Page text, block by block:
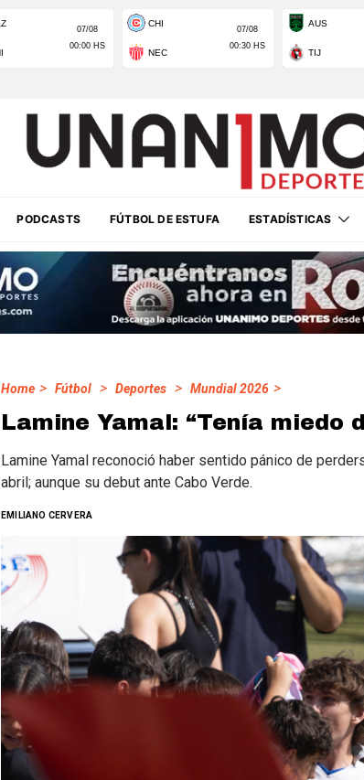
PODCASTS FÚTBOL DE ESTUFA ESTADÍSTICAS
Home > Fútbol > Deportes > Mundial 2026 >
Lamine Yamal: “Tenía miedo
Lamine Yamal reconoció haber sentido pánico de
abril; aunque su debut ante Cabo Verde.
EMILIANO CERVERA